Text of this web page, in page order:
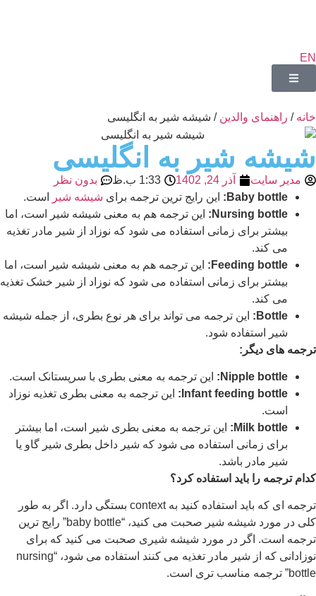
EN
خانه / راهنمای والدین / شیشه شیر به انگلیسی
شیشه شیر به انگلیسی
مدیر سایت آذر 24, 1402 1:33 ب.ظ
بدون نظر
Baby bottle:
این رایج ترین ترجمه برای شیشه شیر
است.
Nursing bottle:
این ترجمه هم به معنی شیشه شیر است، اما
بیشتر برای زمانی استفاده می شود که نوزاد از شیر مادر تغذیه
می کند.
Feeding bottle:
این ترجمه هم به معنی شیشه شیر است، اما
بیشتر برای زمانی استفاده می شود که نوزاد از شیر خشک تغذیه
می کند.
Bottle:
این ترجمه می تواند برای هر نوع بطری، از جمله شیشه
شیر استفاده شود.
ترجمه های دیگر:
Nipple bottle:
این ترجمه به معنی بطری با سرپستانک است.
Infant feeding bottle:
این ترجمه به معنی بطری تغذیه نوزاد
است.
Milk bottle:
این ترجمه به معنی بطری شیر است، اما بیشتر
برای زمانی استفاده می شود که شیر داخل بطری شیر گاو یا
شیر مادر باشد.
کدام ترجمه را باید استفاده کرد؟
ترجمه ای که باید استفاده کنید به context بستگی دارد. اگر به طور
کلی در مورد شیشه شیر صحبت می کنید، “baby bottle” رایج ترین
ترجمه است. اگر در مورد شیشه شیری صحبت می کنید که برای
نوزادانی که از شیر مادر تغذیه می کنند استفاده می شود، “nursing
bottle” ترجمه مناسب تری است.